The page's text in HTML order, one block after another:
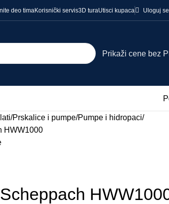
deo timaKorisnički servis3D turaUtisci kupaca Uloguj
Prikaži cene bez
Prskalice i pumpe Pumpe i hidropaci
HWW1000